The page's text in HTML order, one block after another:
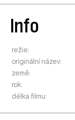
Info
režie:
originální název:
země:
rok:
délka filmu: